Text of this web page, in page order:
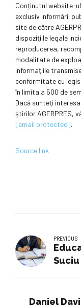
Conținutul website-
exclusiv informării
site de către
dispoziţiile legale
reproducerea,
modalitate de
Informaţiile
conformitate cu
în limita a 500 de
Dacă sunteţi
ştirilor AGERPRES,
[email protected].
Source link
PREVIOUS
Suciu
Daniel